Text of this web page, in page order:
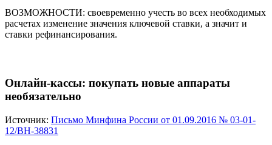
ВОЗМОЖНОСТИ: своевременно учесть во всех необходимых
расчетах изменение значения ключевой ставки, а значит и
ставки рефинансирования.
Онлайн-кассы: покупать новые аппараты
необязательно
Источник: Письмо Минфина России от 01.09.2016 № 03-01-
12/ВН-38831